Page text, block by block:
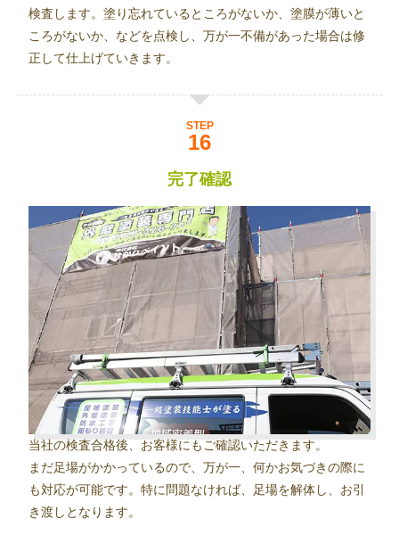
検査します。塗り忘れているところがないか、塗膜が薄いと
ころがないか、などを点検し、万が一不備があった場合は修
正して仕上げていきます。
STEP
完了確認
当社の検査合格後、お客様にもご確認いただきます。
まだ足場がかかっているので、万が一、何かお気づきの際に
も対応が可能です。特に問題なければ、足場を解体し、お引
き渡しとなります。